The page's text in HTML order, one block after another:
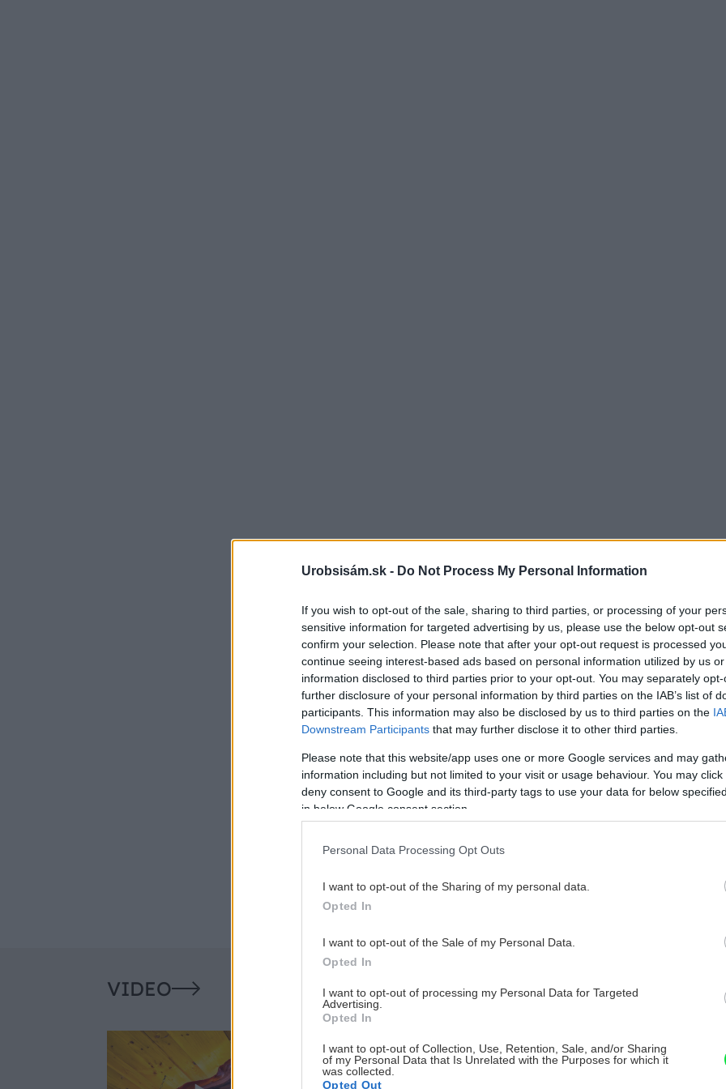
Urobsisám.sk - Do Not Process My Personal Information
If you wish to opt-out of the sale, sharing to third parties, or processing of your
sensitive information for targeted advertising by us, please use the below opt-out
confirm your selection. Please note that after your opt-out request is processed
continue seeing interest-based ads based on personal information utilized by us
information disclosed to third parties prior to your opt-out. You may separately
further disclosure of your personal information by third parties on the IAB’s list of
participants. This information may also be disclosed by us to third parties on the
Downstream Participants that may further disclose it to other third parties.
Please note that this website/app uses one or more Google services and may
information including but not limited to your visit or usage behaviour. You may
deny consent to Google and its third-party tags to use your data for below
in below Google consent section.
Personal Data Processing Opt Outs
I want to opt-out of the Sharing of my personal data.
Opted In
I want to opt-out of the Sale of my Personal Data.
Opted In
I want to opt-out of processing my Personal Data for Targeted
Advertising.
Opted In
I want to opt-out of Collection, Use, Retention, Sale, and/or Sharing
of my Personal Data that Is Unrelated with the Purposes for which it
was collected.
Opted Out
VIDEO